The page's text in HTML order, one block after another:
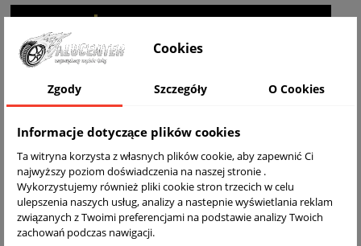
DARMOWA
WYSYŁKA
BEZPŁATNY
REALNE
Cookies
Zgody Szczegóły O Cookies
Informacje dotyczące plików cookies
Ta witryna korzysta z własnych plików cookie, aby zapewnić Ci
najwyższy poziom doświadczenia na naszej stronie .
Wykorzystujemy również pliki cookie stron trzecich w celu
ulepszenia naszych usług, analizy a nastepnie wyświetlania reklam
związanych z Twoimi preferencjami na podstawie analizy Twoich
zachowań podczas nawigacji.